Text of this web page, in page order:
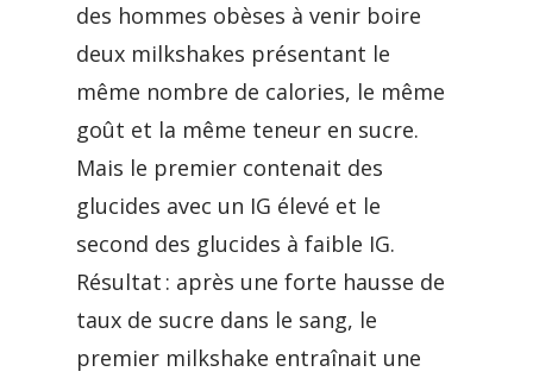
des hommes obèses à venir boire
deux milkshakes présentant le
même nombre de calories, le même
goût et la même teneur en sucre.
Mais le premier contenait des
glucides avec un IG élevé et le
second des glucides à faible IG.
Résultat : après une forte hausse de
taux de sucre dans le sang, le
premier milkshake entraînait une